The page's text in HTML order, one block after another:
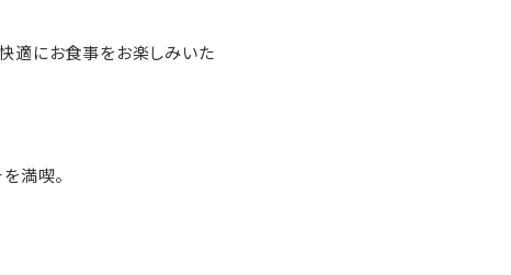
適にお食事をお楽しみいた
満喫。